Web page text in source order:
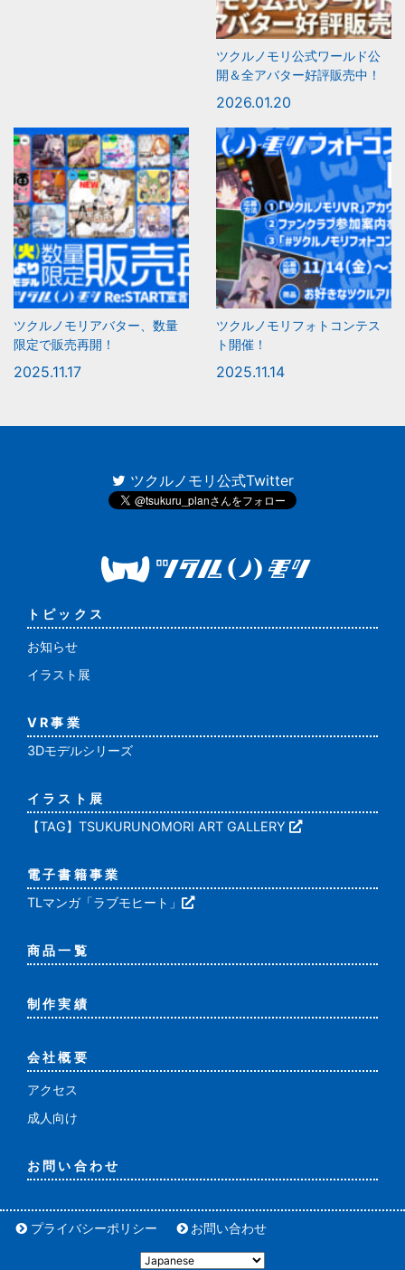
ツクルノモリ公式ワールド公
開＆全アバター好評販売中！
2026.01.20
ツクルノモリアバター、数量
限定で販売再開！
2025.11.17
ツクルノモリフォトコンテス
ト開催！
2025.11.14
トピックス
お知らせ
イラスト展
VR事業
3Dモデルシリーズ
イラスト展
【TAG】TSUKURUNOMORI ART GALLERY
電子書籍事業
TLマンガ「ラブモヒート」
商品一覧
制作実績
会社概要
アクセス
成人向け
お問い合わせ
ツクルノモリ公式Twitter
プライバシーポリシー お問い合わせ